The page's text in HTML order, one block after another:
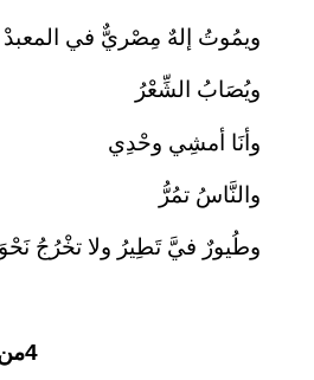
ويمُوتُ إلهٌ مِصْريٌّ في المعبدْ
ويُصَابُ الشِّعْرُ
وأنَا أمشِي وحْدِي
والنَّاسُ تمُرُّ
وطُيورٌ فيَّ تَطِيرُ ولا تخْرُجُ
4من يونيو 2024 ميلادية